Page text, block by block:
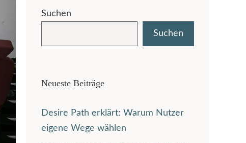
Suchen
Suchen
Neueste Beiträge
Desire Path erklärt: Warum Nutzer
eigene Wege wählen